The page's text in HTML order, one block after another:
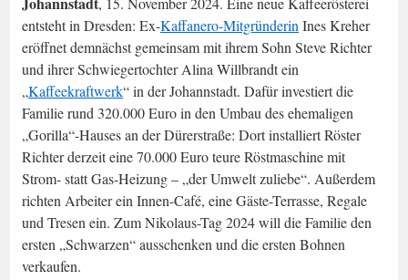
entsteht in Dresden: Ex-Kaffanero-MitgründerinInes Kreher
eröffnet demnächst gemeinsam mit ihrem Sohn Steve Richter
und ihrer Schwiegertochter Alina Willbrandt ein
„Kaffeekraftwerk“ in der Johannstadt. Dafür investiert die
Familie rund 320.000 Euro in den Umbau des ehemaligen
„Gorilla“-Hauses an der Dürerstraße: Dort installiert Röster
Richter derzeit eine 70.000 Euro teure Röstmaschine mit
Strom- statt Gas-Heizung – „der Umwelt zuliebe“. Außerdem
richten Arbeiter ein Innen-Café, eine Gäste-Terrasse, Regale
und Tresen ein. Zum Nikolaus-Tag 2024 will die Familie den
ersten „Schwarzen“ ausschenken und die ersten Bohnen
verkaufen.